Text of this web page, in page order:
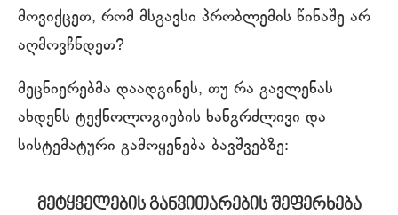
მოვიქცეთ, რომ მსგავსი პრობლემის წინაშე არ
აღმოვჩნდეთ?
მეცნიერებმა დაადგინეს, თუ რა გავლენას
ახდენს ტექნოლოგიების ხანგრძლივი და
სისტემატური გამოყენება ბავშვებზე:
მეტყველების განვითარების შეფერხება